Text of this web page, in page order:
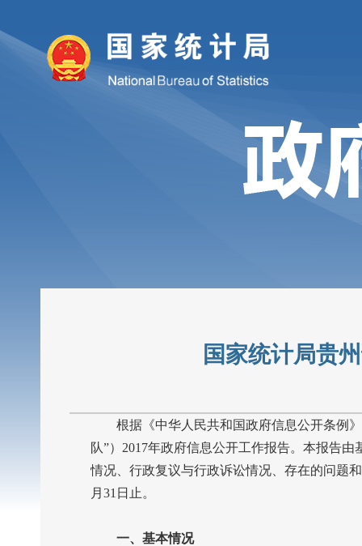
国家统计局贵
根据《中华人民共和国政府信息公开条例》
队”） 2017年政府信息公开工作报告。本报告由
情况、行政复议与行政诉讼情况、存在的问题
月 31 日止。
一、基本情况